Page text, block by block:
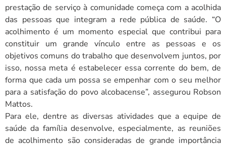
prestação de serviço à comunidade começa com a acolhida
das pessoas que integram a rede pública de saúde. “O
acolhimento é um momento especial que contribui para
constituir um grande vínculo entre as pessoas e os
objetivos comuns do trabalho que desenvolvem juntos, por
isso, nossa meta é estabelecer essa corrente do bem, de
forma que cada um possa se empenhar com o seu melhor
para a satisfação do povo alcobacense”, assegurou Robson
Mattos.
Para ele, dentre as diversas atividades que a equipe de
saúde da família desenvolve, especialmente, as reuniões
de acolhimento são consideradas de grande importância